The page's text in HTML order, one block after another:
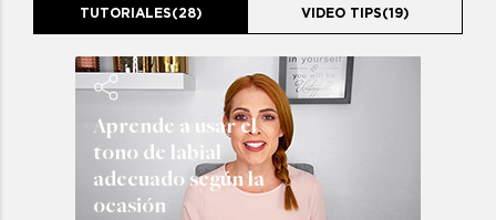
TUTORIALES(28) VIDEO TIPS(19)
Aprende a usar el
tono de labial
adecuado según la
ocasión